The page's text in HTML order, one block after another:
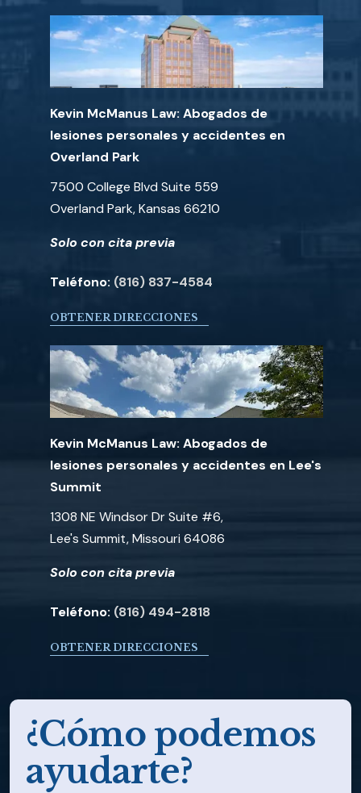
Kevin McManus Law: Abogados de
lesiones personales y accidentes en
Overland Park
7500 College Blvd Suite 559
Overland Park, Kansas 66210
Solo con cita previa
Teléfono: (816) 837-4584
OBTENER DIRECCIONES
Kevin McManus Law: Abogados de
lesiones personales y accidentes en Lee's
Summit
1308 NE Windsor Dr Suite #6,
Lee's Summit, Missouri 64086
Solo con cita previa
Teléfono: (816) 494-2818
OBTENER DIRECCIONES
¿Cómo podemos
ayudarte?